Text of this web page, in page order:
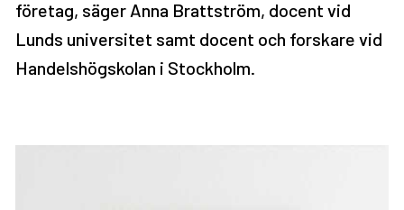
företag, säger Anna Brattström, docent vid
Lunds universitet samt docent och forskare vid
Handelshögskolan i Stockholm.